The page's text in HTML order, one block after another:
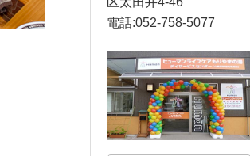
電話:052-758-5077